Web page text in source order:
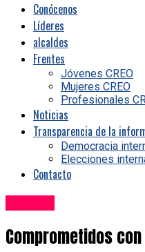
Conócenos
Líderes
alcaldes
Frentes
Jóvenes CREO
Mujeres CREO
Profesionales
Noticias
Transparencia de la
Democracia
Elecciones
Contacto
Comprometidos